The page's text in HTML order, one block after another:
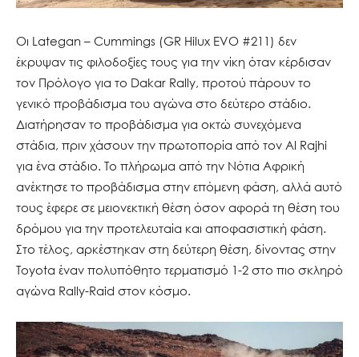
Οι Lategan – Cummings (GR Hilux EVO #211) δεν
έκρυψαν τις φιλοδοξίες τους για την νίκη όταν κέρδισαν
τον Πρόλογο για το Dakar Rally, προτού πάρουν το
γενικό προβάδισμα του αγώνα στο δεύτερο στάδιο.
Διατήρησαν το προβάδισμα για οκτώ συνεχόμενα
στάδια, πριν χάσουν την πρωτοπορία από τον Al Rajhi
για ένα στάδιο. Το πλήρωμα από την Νότια Αφρική
ανέκτησε το προβάδισμα στην επόμενη φάση, αλλά αυτό
τους έφερε σε μειονεκτική θέση όσον αφορά τη θέση του
δρόμου για την προτελευταία και αποφασιστική φάση.
Στο τέλος, αρκέστηκαν στη δεύτερη θέση, δίνοντας στην
Toyota έναν πολυπόθητο τερματισμό 1-2 στο πιο σκληρό
αγώνα Rally-Raid στον κόσμο.